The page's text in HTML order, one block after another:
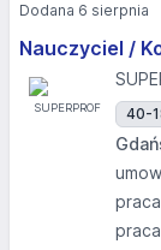
Nauczyciel /
40-
Dodana 6 sierpnia